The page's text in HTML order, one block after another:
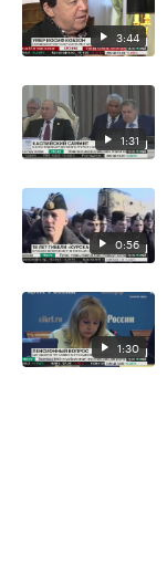
3:44
1:31
0:56
1:30